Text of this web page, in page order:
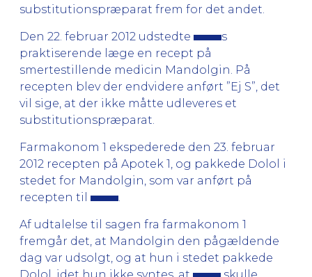
substitutionspræparat frem for det andet.
Den 22. februar 2012 udstedte
s
praktiserende læge en recept på
smertestillende medicin Mandolgin. På
recepten blev der endvidere anført ”Ej S”, det
vil sige, at der ikke måtte udleveres et
substitutionspræparat.
Farmakonom 1 ekspederede den 23. februar
2012 recepten på Apotek 1, og pakkede Dolol i
stedet for Mandolgin, som var anført på
recepten til
Af udtalelse til sagen fra farmakonom 1
fremgår det, at Mandolgin den pågældende
dag var udsolgt, og at hun i stedet pakkede
Dolol, idet hun ikke syntes, at
skulle